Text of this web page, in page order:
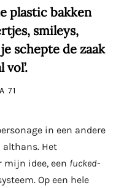
plastic bakken
smileys,
schepte de zaak
vol’.
71
in een andere
Het
mijn idee, een fucked-
Op een hele